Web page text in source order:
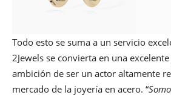
Todo esto se suma a un servicio
2Jewels se convierta en una
ambición de ser un actor altamente
mercado de la joyería en acero. “